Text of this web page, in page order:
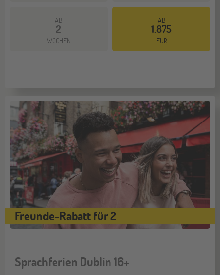
AB
2
WOCHEN
AB
1.875
EUR
Freunde-Rabatt für 2
Sprachferien Dublin 16+